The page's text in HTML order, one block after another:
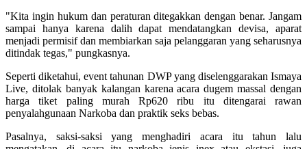
"Kita ingin hukum dan peraturan ditegakkan dengan benar. Jangam
sampai hanya karena dalih dapat mendatangkan devisa, aparat
menjadi permisif dan membiarkan saja pelanggaran yang seharusnya
ditindak tegas," pungkasnya.
Seperti diketahui, event tahunan DWP yang diselenggarakan Ismaya
Live, ditolak banyak kalangan karena acara dugem massal dengan
harga tiket paling murah Rp620 ribu itu ditengarai rawan
penyalahgunaan Narkoba dan praktik seks bebas.
Pasalnya, saksi-saksi yang menghadiri acara itu tahun lalu